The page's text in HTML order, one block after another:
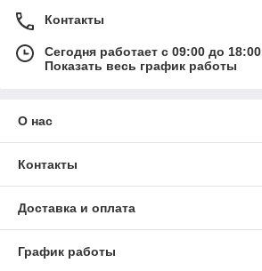
Контакты
Сегодня работает с 09:00 до 18:00
Показать весь график работы
О нас
Контакты
Доставка и оплата
График работы